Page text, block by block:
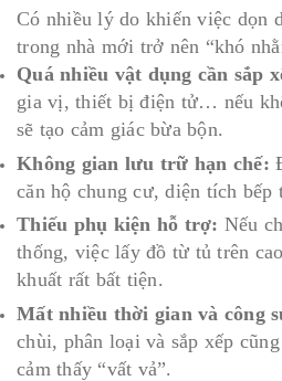
Có nhiều lý do khiến việc dọn
trong nhà mới trở nên “khó
Quá nhiều vật dụng cần sắp
gia vị, thiết bị điện tử… nếu
sẽ tạo cảm giác bừa bộn.
Không gian lưu trữ hạn chế:
căn hộ chung cư, diện tích bếp
Thiếu phụ kiện hỗ trợ: Nếu
thống, việc lấy đồ từ tủ trên
khuất rất bất tiện.
Mất nhiều thời gian và công
chùi, phân loại và sắp xếp
cảm thấy “vất vả”.